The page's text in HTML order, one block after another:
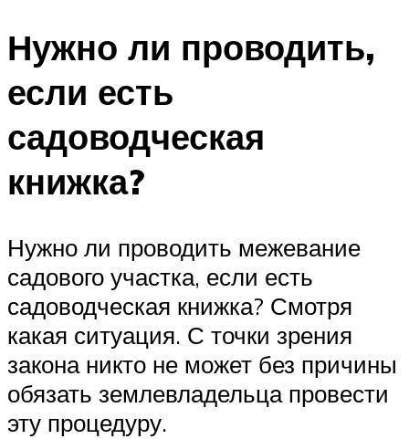
Нужно ли проводить,
если есть
садоводческая
книжка?
Нужно ли проводить межевание
садового участка, если есть
садоводческая книжка? Смотря
какая ситуация. С точки зрения
закона никто не может без причины
обязать землевладельца провести
эту процедуру.